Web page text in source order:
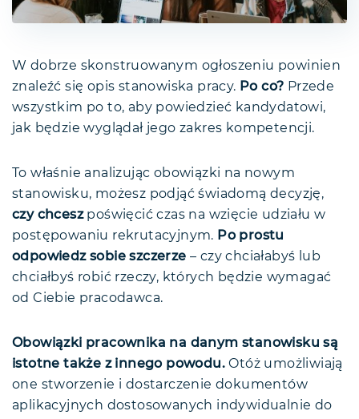
W dobrze skonstruowanym ogłoszeniu powinien
znaleźć się opis stanowiska pracy. Po co? Przede
wszystkim po to, aby powiedzieć kandydatowi,
jak będzie wyglądał jego zakres kompetencji.
To właśnie analizując obowiązki na nowym
stanowisku, możesz podjąć świadomą decyzję,
czy chceszpoświęcić czas na wzięcie udziału w
postępowaniu rekrutacyjnym. Po prostu
odpowiedz sobie szczerze – czy chciałabyś lub
chciałbyś robić rzeczy, których będzie wymagać
od Ciebie pracodawca.
Obowiązki pracownika na danym stanowisku są
istotne także z innego powodu.Otóż umożliwiają
one stworzenie i dostarczenie dokumentów
aplikacyjnych dostosowanych indywidualnie do